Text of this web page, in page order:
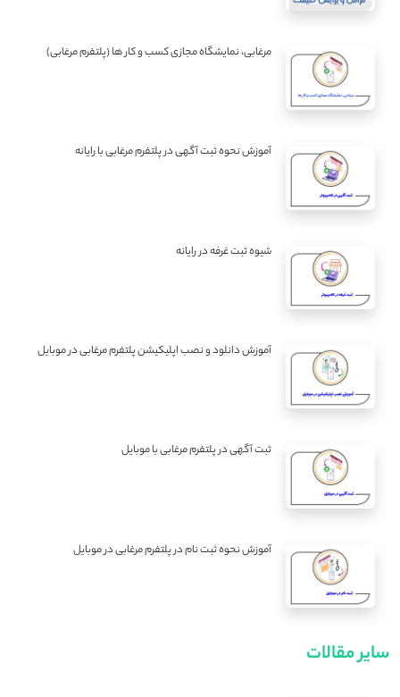
مرغابی، نمایشگاه مجازی کسب و کار ها (پلتفرم مرغابی)
آموزش نحوه ثبت آگهی در پلتفرم مرغابی با رایانه
شیوه ثبت غرفه در رایانه
آموزش دانلود و نصب اپلیکیشن پلتفرم مرغابی در موبایل
ثبت آگهی در پلتفرم مرغابی با موبایل
آموزش نحوه ثبت نام در پلتفرم مرغابی در موبایل
سایر مقالات